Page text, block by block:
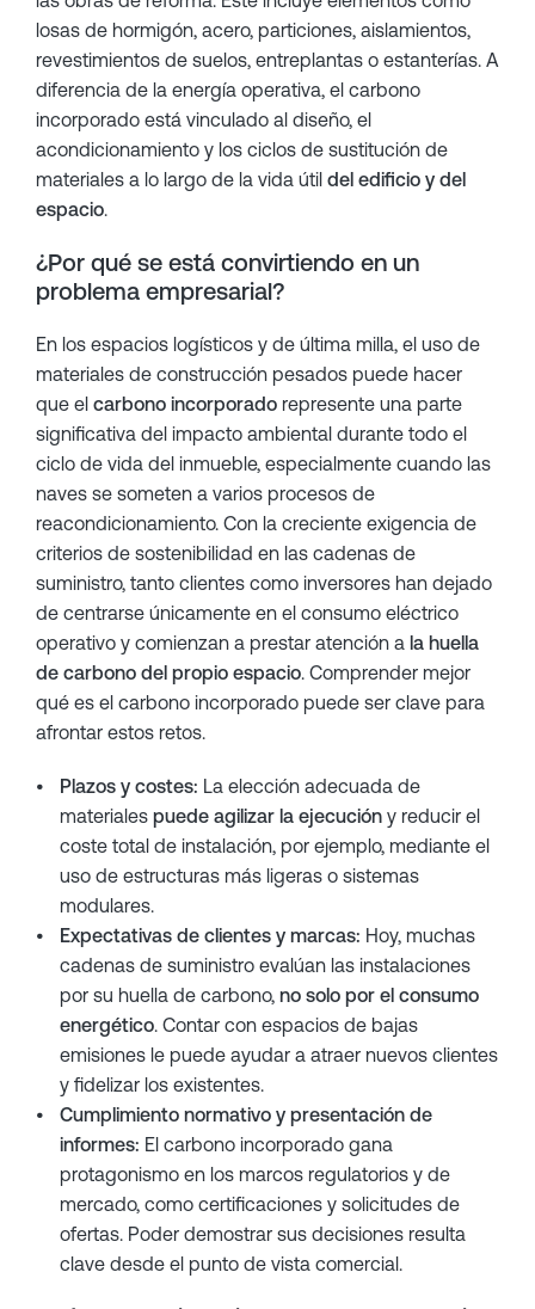
losas de hormigón, acero, particiones, aislamientos,
revestimientos de suelos, entreplantas o estanterías. A
diferencia de la energía operativa, el carbono
incorporado está vinculado al diseño, el
acondicionamiento y los ciclos de sustitución de
materiales a lo largo de la vida útil del edificio y del
espacio.
¿Por qué se está convirtiendo en un
problema empresarial?
En los espacios logísticos y de última milla, el uso de
materiales de construcción pesados puede hacer
que el carbono incorporado represente una parte
significativa del impacto ambiental durante todo el
ciclo de vida del inmueble, especialmente cuando las
naves se someten a varios procesos de
reacondicionamiento. Con la creciente exigencia de
criterios de sostenibilidad en las cadenas de
suministro, tanto clientes como inversores han dejado
de centrarse únicamente en el consumo eléctrico
operativo y comienzan a prestar atención a la huella
de carbono del propio espacio. Comprender mejor
qué es el carbono incorporado puede ser clave para
afrontar estos retos.
Plazos y costes: La elección adecuada de
materiales puede agilizar la ejecución y reducir el
coste total de instalación, por ejemplo, mediante el
uso de estructuras más ligeras o sistemas
modulares.
Expectativas de clientes y marcas: Hoy, muchas
cadenas de suministro evalúan las instalaciones
por su huella de carbono, no solo por el consumo
energético. Contar con espacios de bajas
emisiones le puede ayudar a atraer nuevos clientes
y fidelizar los existentes.
Cumplimiento normativo y presentación de
informes: El carbono incorporado gana
protagonismo en los marcos regulatorios y de
mercado, como certificaciones y solicitudes de
ofertas. Poder demostrar sus decisiones resulta
clave desde el punto de vista comercial.